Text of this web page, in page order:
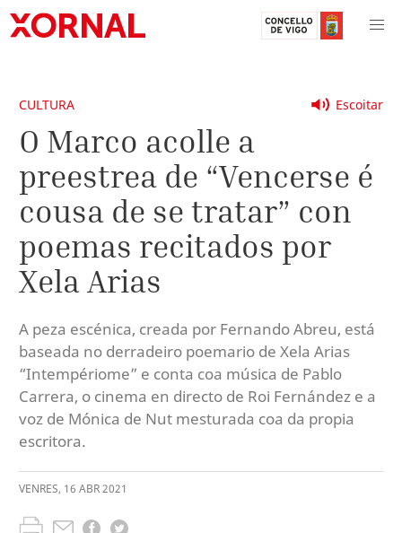
Escoitar
CULTURA
O Marco acolle a
preestrea de “Vencerse é
cousa de se tratar” con
poemas recitados por
Xela Arias
A peza escénica, creada por Fernando Abreu, está
baseada no derradeiro poemario de Xela Arias
“Intempériome” e conta coa música de Pablo
Carrera, o cinema en directo de Roi Fernández e a
voz de Mónica de Nut mesturada coa da propia
escritora.
VENRES, 16 ABR2021